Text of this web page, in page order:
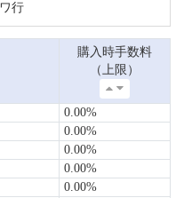
ワ行
購入時手数料
（上限）
0.00%
0.00%
0.00%
0.00%
0.00%